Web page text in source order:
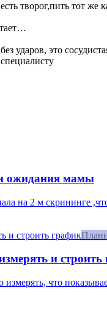
творог,пить тот
ударов, это
и ожидания мамы
на 2 м скрининге
и
измерять, что